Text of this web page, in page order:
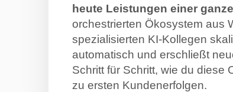
heute Leistungen einer
orchestrierten Ökosystem aus
spezialisierten KI-Kollegen
automatisch und erschließt
Schritt für Schritt, wie du diese
zu ersten Kundenerfolgen.